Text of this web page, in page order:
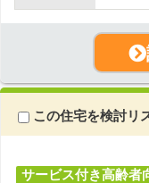
この住宅を検討リ
サービス付き高齢者